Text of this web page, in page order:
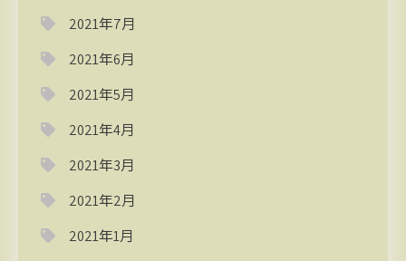
2021年7月
2021年6月
2021年5月
2021年4月
2021年3月
2021年2月
2021年1月